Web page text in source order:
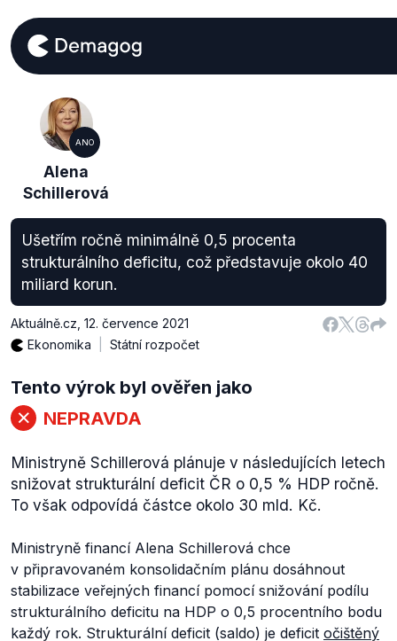
ANO
Alena
Schillerová
Ušetřím ročně minimálně 0,5 procenta
strukturálního deficitu, což představuje okolo 40
miliard korun.
Aktuálně.cz 12. července 2021
Ekonomika
Státní rozpočet
Tento výrok byl ověřen jako
NEPRAVDA
Ministryně Schillerová plánuje v následujících letech
snižovat strukturální deficit ČR o 0,5 % HDP ročně.
To však odpovídá částce okolo 30 mld. Kč.
Ministryně financí Alena Schillerová chce
v připravovaném konsolidačním plánu dosáhnout
stabilizace veřejných financí pomocí snižování podílu
strukturálního deficitu na HDP o 0,5 procentního bodu
každý rok. Strukturální deficit (saldo) je deficit očištěný